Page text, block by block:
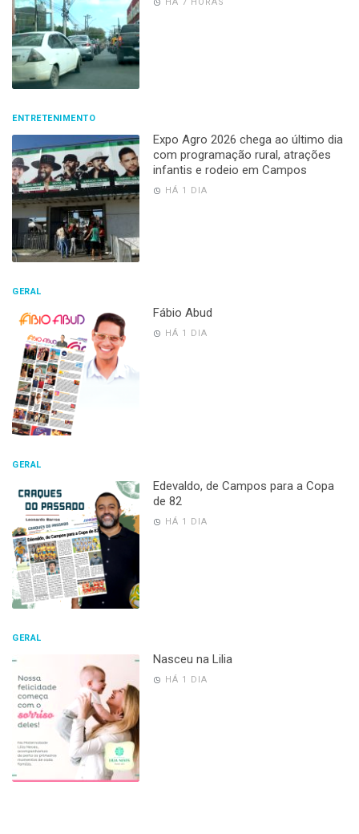
HÁ 7 HORAS
ENTRETENIMENTO
Expo Agro 2026 chega ao último dia
com programação rural, atrações
infantis e rodeio em Campos
HÁ 1 DIA
GERAL
Fábio Abud
HÁ 1 DIA
GERAL
Edevaldo, de Campos para a Copa
de 82
HÁ 1 DIA
GERAL
Nasceu na Lilia
HÁ 1 DIA